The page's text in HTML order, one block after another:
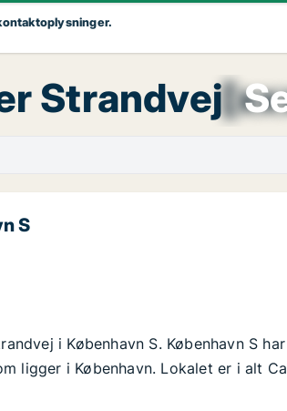
Strandvej
S
i København S. København S
ligger i København. Lokalet er i alt